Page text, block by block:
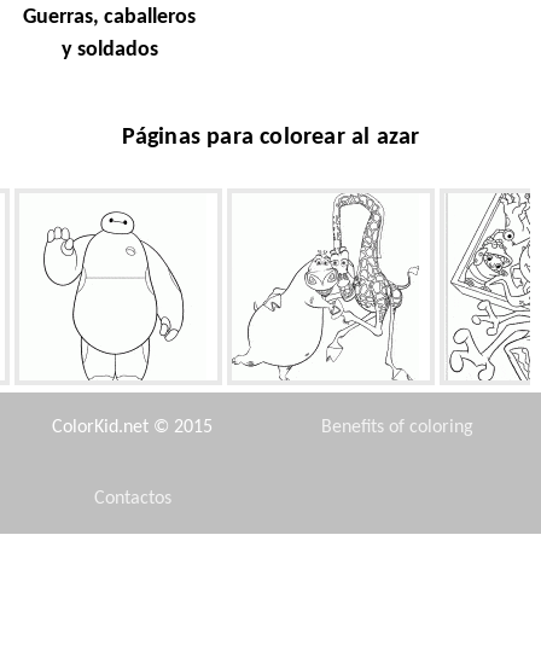
Guerras, caballeros
y soldados
Páginas para colorear al azar
Baymax Gloria y la jirafa linda Vuelo
ColorKid.net © 2015 Benefits of coloring
Contactos